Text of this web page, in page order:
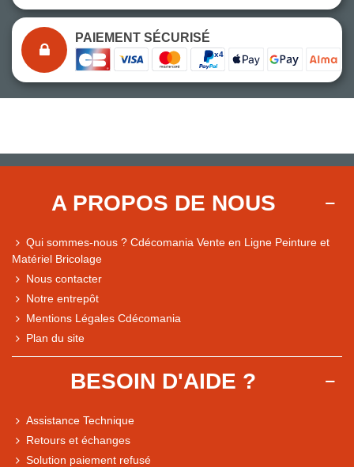
PAIEMENT SÉCURISÉ
A PROPOS DE NOUS
Qui sommes-nous ? Cdécomania Vente en Ligne Peinture et
Matériel Bricolage
Nous contacter
Notre entrepôt
Mentions Légales Cdécomania
Plan du site
BESOIN D'AIDE ?
Assistance Technique
Retours et échanges
Solution paiement refusé